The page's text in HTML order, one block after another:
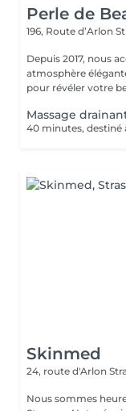
Perle de
196, Route d’Arlon
Depuis 2017, nous
atmosphère
pour révéler votre
Massage
Skinmed
24, route d'Arlon
Nous sommes